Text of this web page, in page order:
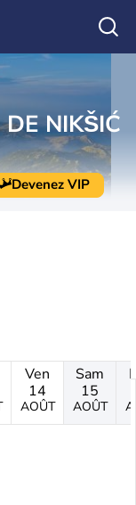
NIKŠIĆ
Devenez VIP
Ven
14
AOÛT
Sam
15
AOÛT